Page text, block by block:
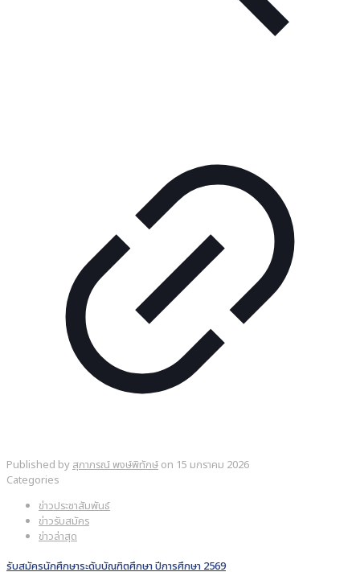
Published byสุภาภรณ์ พงษ์พิทักษ์ on 15 มกราคม 2026
Categories
ข่าวประชาสัมพันธ์
ข่าวรับสมัคร
ข่าวล่าสุด
รับสมัครนักศึกษาระดับบัณฑิตศึกษา ปีการศึกษา 2569